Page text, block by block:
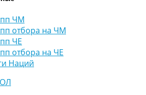
ЧМ
отбора на ЧМ
ЧЕ
отбора на ЧЕ
Наций